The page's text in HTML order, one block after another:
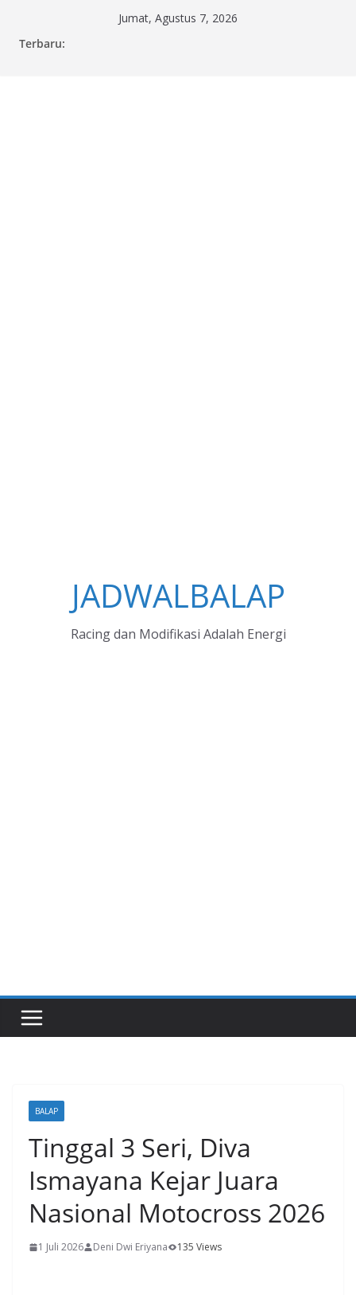
Jumat, Agustus 7, 2026
Terbaru:
JADWALBALAP
Racing dan Modifikasi Adalah Energi
BALAP
Tinggal 3 Seri, Diva
Ismayana Kejar Juara
Nasional Motocross 2026
1 Juli 2026 Deni Dwi Eriyana 135 Views